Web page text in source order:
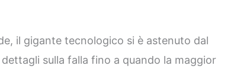
il gigante tecnologico si è astenuto dal
sulla falla fino a quando la maggior